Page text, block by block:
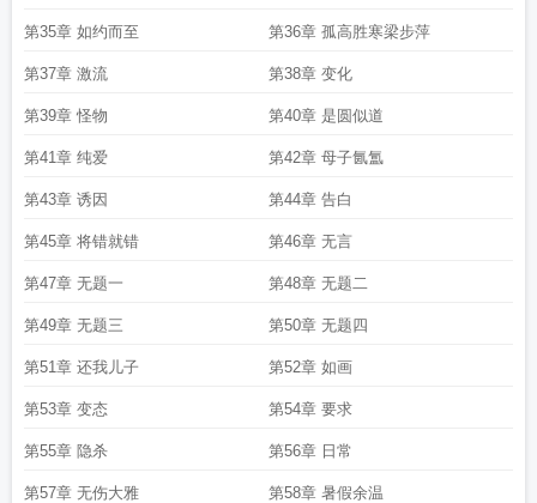
第35章 如约而至 第36章 孤高胜寒梁步萍
第37章 激流 第38章 变化
第39章 怪物 第40章 是圆似道
第41章 纯爱 第42章 母子氤氲
第43章 诱因 第44章 告白
第45章 将错就错 第46章 无言
第47章 无题一 第48章 无题二
第49章 无题三 第50章 无题四
第51章 还我儿子 第52章 如画
第53章 变态 第54章 要求
第55章 隐杀 第56章 日常
第57章 无伤大雅 第58章 暑假余温